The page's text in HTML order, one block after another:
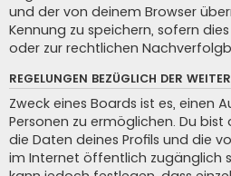
und der von deinem Browser
Kennung zu speichern, sofern
oder zur rechtlichen
REGELUNGEN BEZÜGLICH DER
Zweck eines Boards ist es, einen
Personen zu ermöglichen. Du
die Daten deines Profils und die
im Internet öffentlich zugänglich